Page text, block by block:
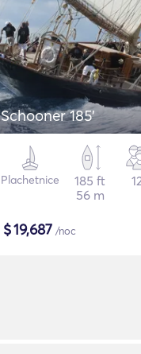
Schooner 185'
Plachetnice
185 ft
56 m
$19,687 /noc